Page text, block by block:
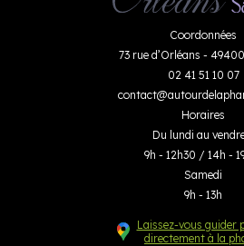
Coordonnées
73 rue d’Orléans -
02 41 51 10 07
contact@
Horaires
Du lundi au
9h - 12h30 / 14h -
Samedi
9h - 13h
Laissez-vous guider
directement à la